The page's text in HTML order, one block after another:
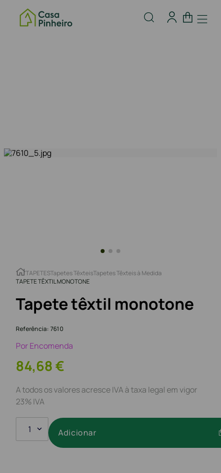
TAPETESTapetes TêxteisTapetes Têxteis à Medida
TAPETE TÊXTIL MONOTONE
Tapete têxtil monotone
Referência: 7610
Por Encomenda
84,68€
A todos os valores acresce IVA à taxa legal em vigor
23% IVA
1 Adicionar